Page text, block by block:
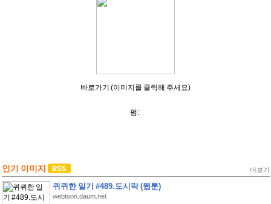
바로가기 (이미지를 클릭해 주세요)
펌:
인기 이미지 더보기
퀴퀴한 일기 #489.도시락 (웹툰)
webtoon.daum.net